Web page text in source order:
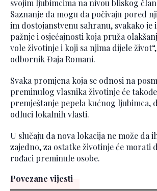
svojim ljubimcima na nivou bliskog
Saznanje da mogu da počivaju pored
im dostojanstvenu sahranu, svakako je
pažnje i osjećajnosti koja pruža
vole životinje i koji sa njima dijele
odbornik Đaja Romani.
Svaka promjena koja se odnosi na
preminulog vlasnika životinje će
premještanje pepela kućnog ljubimca,
odluci lokalnih vlasti.
U slučaju da nova lokacija ne može da
zajedno, za ostatke životinje će morati
rođaci preminule osobe.
Povezane vijesti